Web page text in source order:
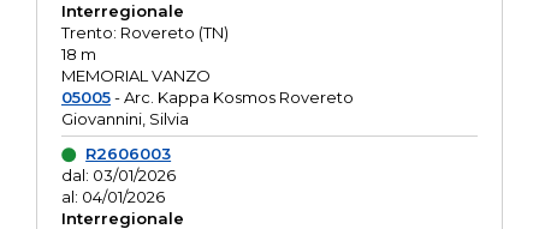
Interregionale
Trento: Rovereto (TN)
18 m
MEMORIAL VANZO
05005- Arc. Kappa Kosmos Rovereto
Giovannini, Silvia
R2606003
dal: 03/01/2026
al: 04/01/2026
Interregionale